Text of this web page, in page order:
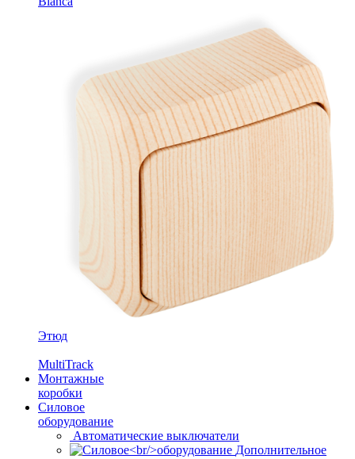
Этюд
MultiTrack
Монтажные
коробки
Силовое
оборудование
Автоматические выключатели
Дополнительное